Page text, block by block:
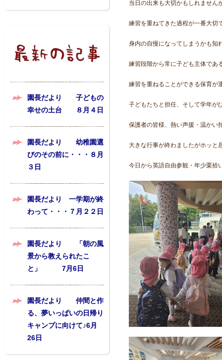
園長だより 子どもの
幸せの土台 ８月４日
園長だより 幼稚園選
びのその前に・・・８月
３日
園長だより 一学期が終
わって・・・７月２２日
園長だより 「朝の風
景から教えられたこ
と」 7月6日
園長だより 仲間と作
る、夢いっぱいの日帰り
キャンプに向けて♪6月
26日
当日の出来も大切かもしれません
練習を重ねてきた過程が一番大切
身内の自慢になってしまうかも知
練習段階から常に子ども主体であ
練習を重ねることができる保育が
子どもたちと担任、そして学年が
保護者の皆様、熱い声援・温かい
大きな行事が終わましたがホッと
今日から英語自由参観・年少栗拾